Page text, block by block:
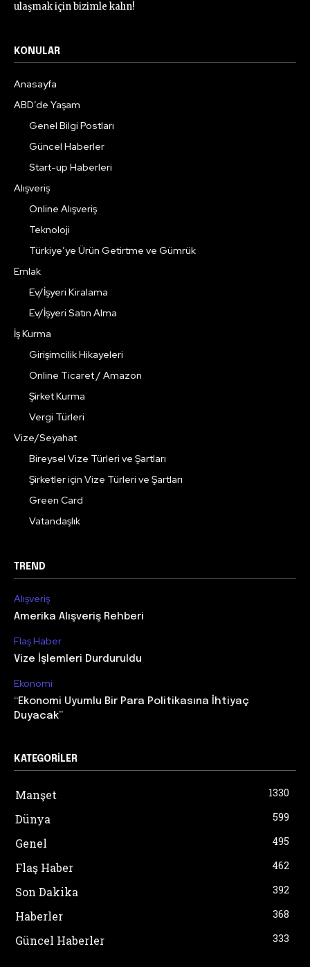
ulaşmak için bizimle kalın!
KONULAR
Anasayfa
ABD’de Yaşam
Genel Bilgi Postları
Güncel Haberler
Start-up Haberleri
Alışveriş
Online Alışveriş
Teknoloji
Türkiye’ye Ürün Getirtme ve Gümrük
Emlak
Ev/İşyeri Kiralama
Ev/İşyeri Satın Alma
İş Kurma
Girişimcilik Hikayeleri
Online Ticaret / Amazon
Şirket Kurma
Vergi Türleri
Vize/Seyahat
Bireysel Vize Türleri ve Şartları
Şirketler için Vize Türleri ve Şartları
Green Card
Vatandaşlık
TREND
Alışveriş
Amerika Alışveriş Rehberi
Flaş Haber
Vize İşlemleri Durduruldu
Ekonomi
“Ekonomi Uyumlu Bir Para Politikasına İhtiyaç
Duyacak”
KATEGORILER
Manşet 1330
Dünya 599
Genel 495
Flaş Haber 462
Son Dakika 392
Haberler 368
Güncel Haberler 333